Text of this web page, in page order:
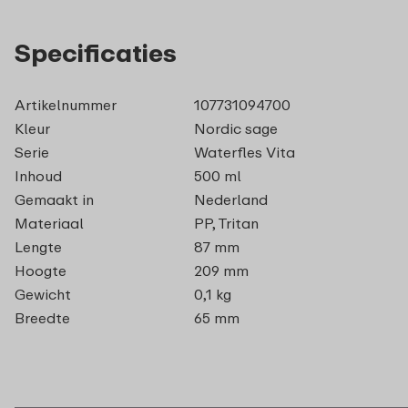
Specificaties
Artikelnummer
107731094700
Kleur
Nordic sage
Serie
Waterfles Vita
Inhoud
500 ml
Gemaakt in
Nederland
Materiaal
PP, Tritan
Lengte
87 mm
Hoogte
209 mm
Gewicht
0,1 kg
Breedte
65 mm